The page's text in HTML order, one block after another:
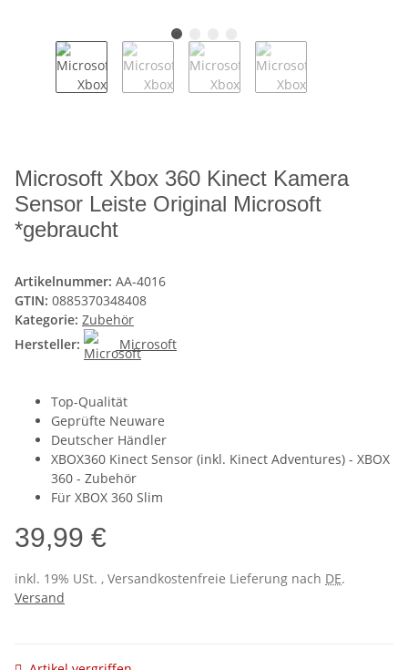
Microsoft Xbox 360 Kinect Kamera
Sensor Leiste Original Microsoft
*gebraucht
Artikelnummer: AA-4016
GTIN: 0885370348408
Kategorie: Zubehör
Hersteller:
Microsoft
Top-Qualität
Geprüfte Neuware
Deutscher Händler
XBOX360 Kinect Sensor (inkl. Kinect Adventures) - XBOX
360 - Zubehör
Für XBOX 360 Slim
39,99 €
inkl. 19% USt. , Versandkostenfreie Lieferung nach DE.
Versand